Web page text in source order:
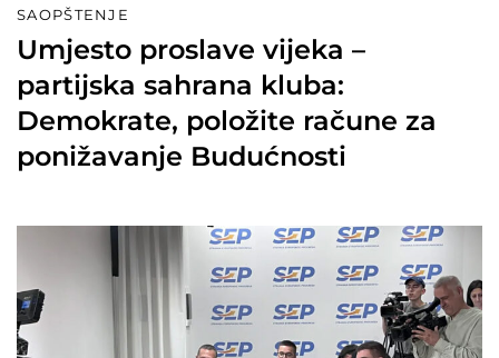
SAOPŠTENJE
Umjesto proslave vijeka –
partijska sahrana kluba:
Demokrate, položite račune za
ponižavanje Budućnosti